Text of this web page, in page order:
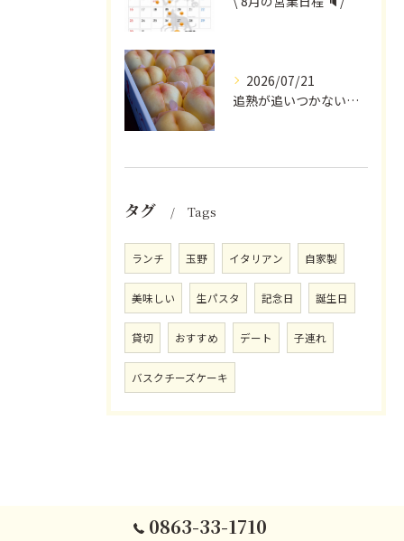
2026/07/21
追熟が追いつかないほど気にかけていただいている
タグ Tags
ランチ 玉野 イタリアン 自家製
美味しい 生パスタ 記念日 誕生日
貸切 おすすめ デート 子連れ
バスクチーズケーキ
0863-33-1710